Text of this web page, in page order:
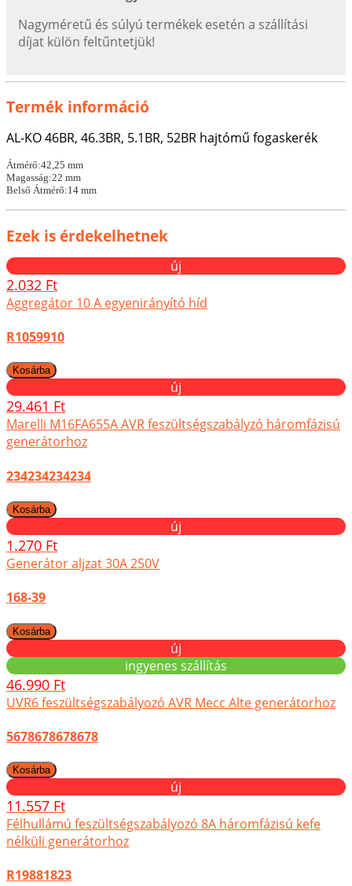
Nagyméretű és súlyú termékek esetén a szállítási
díjat külön feltűntetjük!
Termék információ
AL-KO 46BR, 46.3BR, 5.1BR, 52BR hajtómű fogaskerék
Átmérő:42,25 mm
Magasság:22 mm
Belső Átmérő:14 mm
Ezek is érdekelhetnek
új
2.032 Ft
Aggregátor 10 A egyenirányító híd
R1059910
új
29.461 Ft
Marelli M16FA655A AVR feszültségszabályzó háromfázisú
generátorhoz
234234234234
új
1.270 Ft
Generátor aljzat 30A 250V
168-39
új
ingyenes szállítás
46.990 Ft
UVR6 feszültségszabályozó AVR Mecc Alte generátorhoz
5678678678678
új
11.557 Ft
Félhullámú feszültségszabályozó 8A háromfázisú kefe
nélküli generátorhoz
R19881823